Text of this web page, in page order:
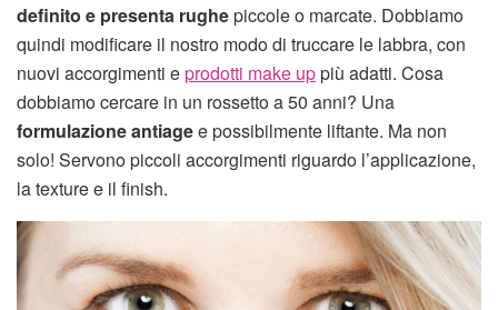
definito e presenta rughepiccole o marcate. Dobbiamo
quindi modificare il nostro modo di truccare le labbra, con
nuovi accorgimenti eprodotti make uppiù adatti. Cosa
dobbiamo cercare in un rossetto a 50 anni? Una
formulazione antiagee possibilmente liftante. Ma non
solo! Servono piccoli accorgimenti riguardo l’applicazione,
la texture e il finish.